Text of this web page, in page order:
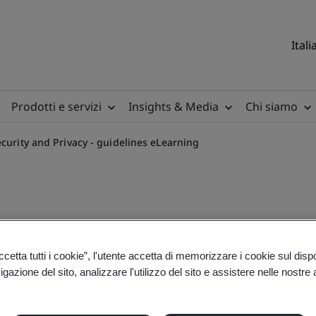
Prodotti e servizi Insights & Media Chi siamo
and Privacy - guidelines eLearning
& IoT Security and
tutti i cookie”, l'utente accetta di memorizzare i cookie sul
del sito, analizzare l'utilizzo del sito e assistere nelle nostre